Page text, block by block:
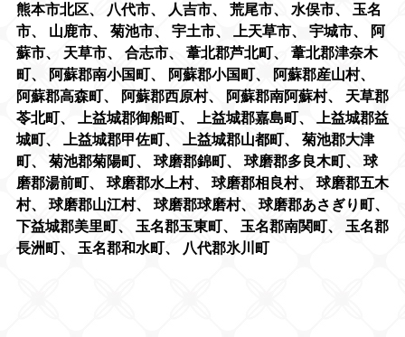
熊本市北区、 八代市、 人吉市、 荒尾市、 水俣市、 玉名
市、 山鹿市、 菊池市、 宇土市、 上天草市、 宇城市、
阿
蘇市、 天草市、 合志市、 葦北郡芦北町、 葦北郡津奈木
町、 阿蘇郡南小国町、 阿蘇郡小国町、 阿蘇郡産山村、
阿蘇郡高森町、 阿蘇郡西原村、 阿蘇郡南阿蘇村、 天草郡
苓北町、 上益城郡御船町、 上益城郡嘉島町、
上益城郡益
城町、 上益城郡甲佐町、 上益城郡山都町、 菊池郡大津
町、 菊池郡菊陽町、 球磨郡錦町、 球磨郡多良木町、 球
磨郡湯前町、 球磨郡水上村、 球磨郡相良村、 球磨郡五木
村、 球磨郡山江村、 球磨郡球磨村、 球磨郡あさぎり町、
下益城郡美里町、 玉名郡玉東町、 玉名郡南関町、 玉名郡
長洲町、 玉名郡和水町、 八代郡氷川町